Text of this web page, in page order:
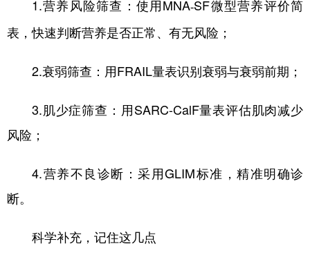
1.营养风险筛查：使用MNA-SF微型营养评价简
表，快速判断营养是否正常、有无风险；
2.衰弱筛查：用FRAIL量表识别衰弱与衰弱前期；
3.肌少症筛查：用SARC-CalF量表评估肌肉减少
风险；
4.营养不良诊断：采用GLIM标准，精准明确诊
断。
科学补充，记住这几点